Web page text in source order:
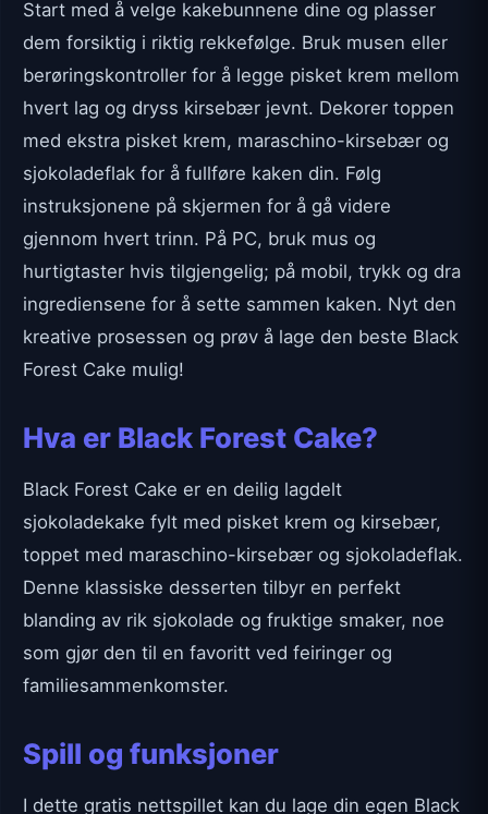
Start med å velge kakebunnene dine og plasser
dem forsiktig i riktig rekkefølge. Bruk musen eller
berøringskontroller for å legge pisket krem mellom
hvert lag og dryss kirsebær jevnt. Dekorer toppen
med ekstra pisket krem, maraschino-kirsebær og
sjokoladeflak for å fullføre kaken din. Følg
instruksjonene på skjermen for å gå videre
gjennom hvert trinn. På PC, bruk mus og
hurtigtaster hvis tilgjengelig; på mobil, trykk og dra
ingrediensene for å sette sammen kaken. Nyt den
kreative prosessen og prøv å lage den beste Black
Forest Cake mulig!
Hva er Black Forest Cake?
Black Forest Cake er en deilig lagdelt
sjokoladekake fylt med pisket krem og kirsebær,
toppet med maraschino-kirsebær og sjokoladeflak.
Denne klassiske desserten tilbyr en perfekt
blanding av rik sjokolade og fruktige smaker, noe
som gjør den til en favoritt ved feiringer og
familiesammenkomster.
Spill og funksjoner
I dette gratis nettspillet kan du lage din egen Black